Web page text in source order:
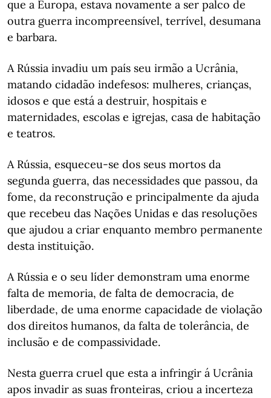
que a Europa, estava novamente a ser palco de
outra guerra incompreensível, terrível, desumana
e barbara.
A Rússia invadiu um país seu irmão a Ucrânia,
matando cidadão indefesos: mulheres, crianças,
idosos e que está a destruir, hospitais e
maternidades, escolas e igrejas, casa de habitação
e teatros.
A Rússia, esqueceu-se dos seus mortos da
segunda guerra, das necessidades que passou, da
fome, da reconstrução e principalmente da ajuda
que recebeu das Nações Unidas e das resoluções
que ajudou a criar enquanto membro permanente
desta instituição.
A Rússia e o seu líder demonstram uma enorme
falta de memoria, de falta de democracia, de
liberdade, de uma enorme capacidade de violação
dos direitos humanos, da falta de tolerância, de
inclusão e de compassividade.
Nesta guerra cruel que esta a infringir á Ucrânia
apos invadir as suas fronteiras, criou a incerteza